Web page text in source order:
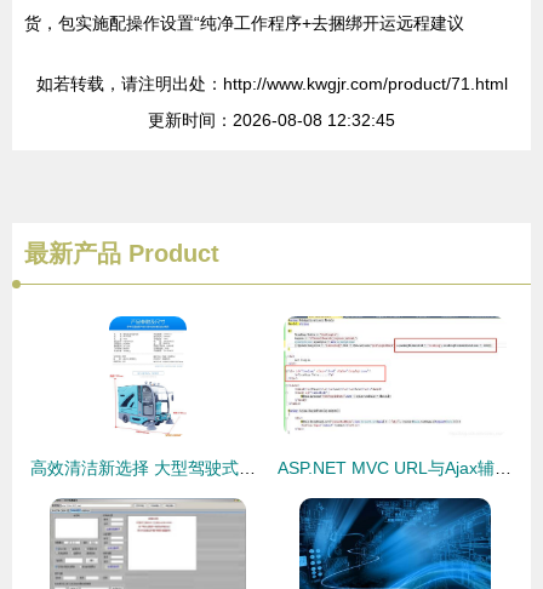
货，包实施配操作设置“纯净工作程序+去捆绑开运远程建议
如若转载，请注明出处：http://www.kwgjr.com/product/71.html
更新时间：2026-08-08 12:32:45
最新产品 Product